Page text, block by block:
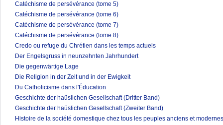
Catéchisme de persévérance (tome 5)
Catéchisme de persévérance (tome 6)
Catéchisme de persévérance (tome 7)
Catéchisme de persévérance (tome 8)
Credo ou refuge du Chrétien dans les temps actuels
Der Engelsgruss in neunzehnten Jahrhundert
Die gegenwärtige Lage
Die Religion in der Zeit und in der Ewigkeit
Du Catholicisme dans l'Éducation
Geschichte der haüslichen Gesellschaft (Dritter Band)
Geschichte der haüslichen Gesellschaft (Zweiter Band)
Histoire de la société domestique chez tous les peuples anciens et